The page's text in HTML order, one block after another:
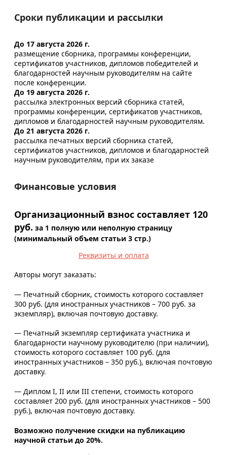
Сроки публикации и рассылки
До 17 августа 2026 г.
размещение сборника, программы конференции,
сертификатов участников, дипломов победителей и
благодарностей научным руководителям на сайте
после конференции.
До 19 августа 2026 г.
рассылка электронных версий сборника статей,
программы конференции, сертификатов участников,
дипломов и благодарностей научным руководителям.
До 21 августа 2026 г.
рассылка печатных версий сборника статей,
сертификатов участников, дипломов и благодарностей
научным руководителям, при их заказе
Финансовые условия
Организационный взнос составляет 120
руб. за 1 полную или неполную страницу
(минимальный объем статьи 3 стр.)
Реквизиты и оплата
Авторы могут заказать:
— Печатный сборник, стоимость которого составляет
300 руб. (для иностранных участников – 700 руб. за
экземпляр), включая почтовую доставку.
— Печатный экземпляр сертификата участника и
благодарности научному руководителю (при наличии),
стоимость которого составляет 100 руб. (для
иностранных участников – 350 руб.), включая почтовую
доставку.
— Диплом I, II или III степени, стоимость которого
составляет 200 руб. (для иностранных участников – 500
руб.), включая почтовую доставку.
Возможно получение скидки на публикацию
научной статьи до 20%.